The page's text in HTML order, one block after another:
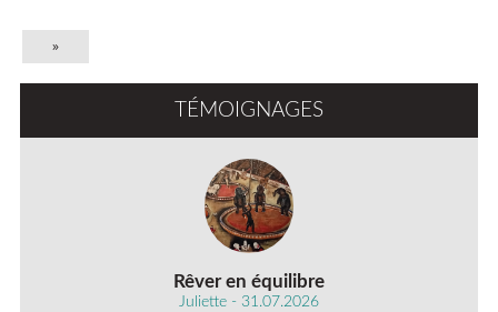
»
TÉMOIGNAGES
Rêver en équilibre
Juliette - 31.07.2026